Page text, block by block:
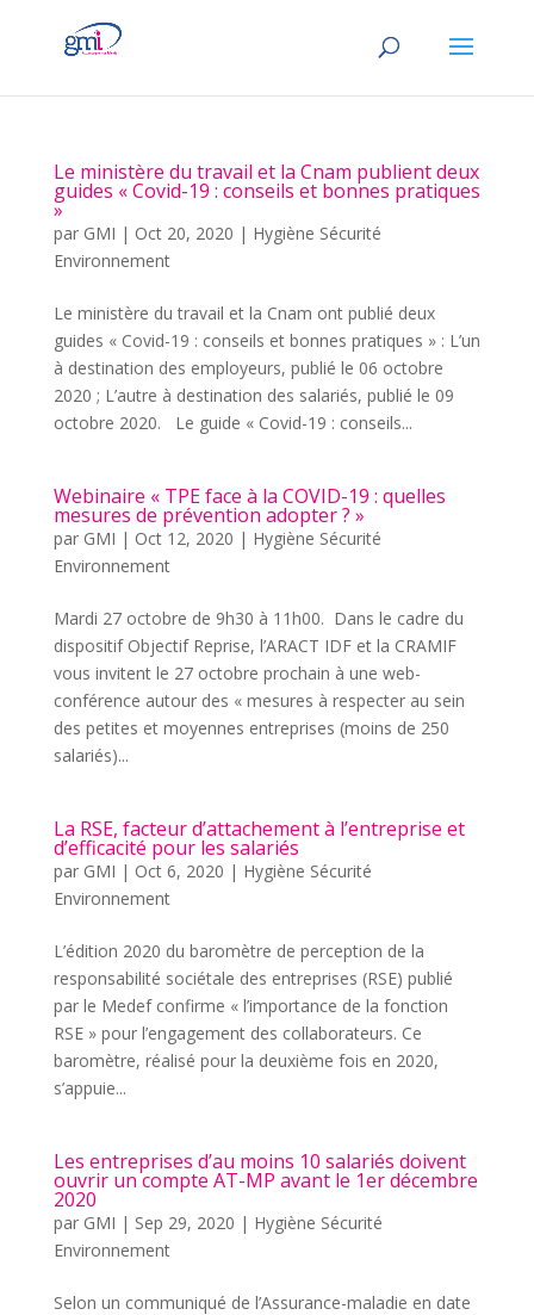
Le ministère du travail et la Cnam publient deux
guides « Covid-19 : conseils et bonnes pratiques
»
par GMI | Oct 20, 2020 | Hygiène Sécurité
Environnement
Le ministère du travail et la Cnam ont publié deux
guides « Covid-19 : conseils et bonnes pratiques » : L’un
à destination des employeurs, publié le 06 octobre
2020 ; L’autre à destination des salariés, publié le 09
octobre 2020. Le guide « Covid-19 : conseils...
Webinaire « TPE face à la COVID-19 : quelles
mesures de prévention adopter ? »
par GMI | Oct 12, 2020 | Hygiène Sécurité
Environnement
Mardi 27 octobre de 9h30 à 11h00. Dans le cadre du
dispositif Objectif Reprise, l’ARACT IDF et la CRAMIF
vous invitent le 27 octobre prochain à une web-
conférence autour des « mesures à respecter au sein
des petites et moyennes entreprises (moins de 250
salariés)...
La RSE, facteur d’attachement à l’entreprise et
d’efficacité pour les salariés
par GMI | Oct 6, 2020 | Hygiène Sécurité
Environnement
L’édition 2020 du baromètre de perception de la
responsabilité sociétale des entreprises (RSE) publié
par le Medef confirme « l’importance de la fonction
RSE » pour l’engagement des collaborateurs. Ce
baromètre, réalisé pour la deuxième fois en 2020,
s’appuie...
Les entreprises d’au moins 10 salariés doivent
ouvrir un compte AT-MP avant le 1er décembre
2020
par GMI | Sep 29, 2020 | Hygiène Sécurité
Environnement
Selon un communiqué de l’Assurance-maladie en date